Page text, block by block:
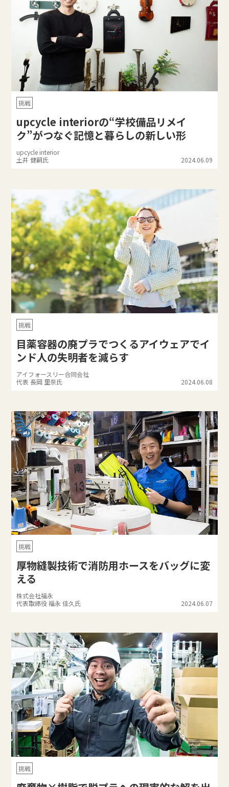
挑戦
upcycle interiorの“学校備品リメイ
ク”がつなぐ記憶と暮らしの新しい形
upcycle interior
土井 健嗣氏
2024.06.09
挑戦
目薬容器の廃プラでつくるアイウェアでイ
ンド人の失明者を減らす
アイフォースリー合同会社
代表 長岡 里奈氏
2024.06.08
挑戦
厚物縫製技術で消防用ホースをバッグに変
える
株式会社福永
代表取締役 福永 佳久氏
2024.06.07
挑戦